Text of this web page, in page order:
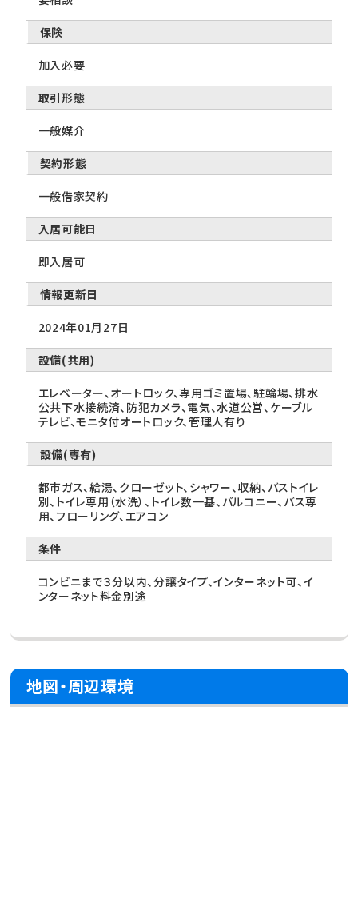
保険
加入必要
取引形態
一般媒介
契約形態
一般借家契約
入居可能日
即入居可
情報更新日
2024年01月27日
設備(共用)
エレベーター、オートロック、専用ゴミ置場、駐輪場、排水
公共下水接続済、防犯カメラ、電気、水道公営、ケーブル
テレビ、モニタ付オートロック、管理人有り
設備(専有)
都市ガス、給湯、クローゼット、シャワー、収納、バストイレ
別、トイレ専用（水洗）、トイレ数一基、バルコニー、バス専
用、フローリング、エアコン
条件
コンビニまで３分以内、分譲タイプ、インターネット可、イ
ンターネット料金別途
地図・周辺環境